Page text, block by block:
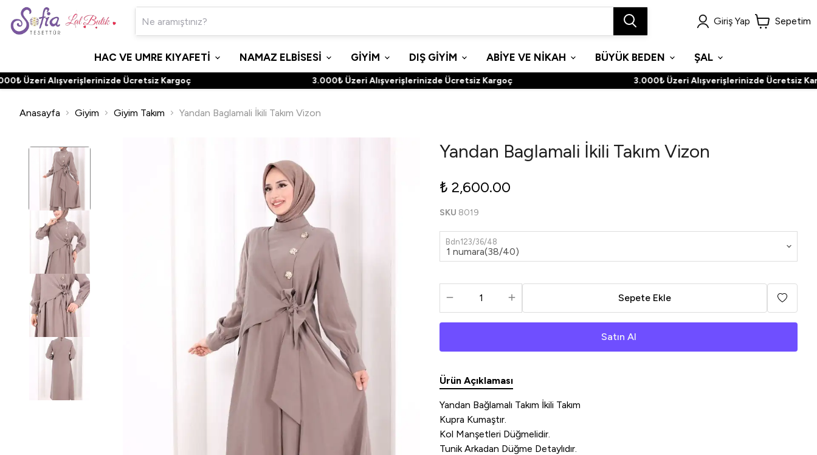
Giriş Yap Sepetim
HAC VE UMRE KIYAFETİ NAMAZ ELBİSESİ GİYİM DIŞ GİYİM ABİYE VE NİKAH BÜYÜK BEDEN ŞAL
Üzeri Alışverişlerinizde Ücretsiz Kargoç 3.000₺ Üzeri Alışverişlerinizde Ücretsiz Kargoç 3.000₺ Üzeri Alışverişlerinizde Ücretsiz Kargoç
Anasayfa Giyim Giyim Takım Yandan Baglamali İkili Takım Vizon
Yandan Baglamali İkili Takım Vizon
₺ 2,600.00
SKU 8019
Bdn123/36/48
Sepete Ekle
Satın Al
Ürün Açıklaması
Yandan Bağlamalı Takım İkili Takım
Kupra Kumaştır.
Kol Manşetleri Düğmelidir.
Tunik Arkadan Düğme Detaylıdır.